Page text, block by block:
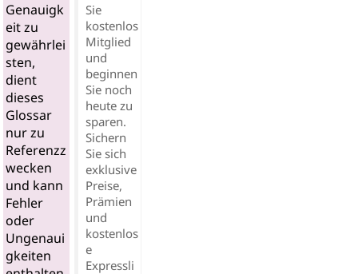
Genauigk
eit zu
gewährlei
sten,
dient
dieses
Glossar
nur zu
Referenzz
wecken
und kann
Fehler
oder
Ungenaui
gkeiten
Sie
kostenlos
Mitglied
und
beginnen
Sie noch
heute zu
sparen.
Sichern
Sie sich
exklusive
Preise,
Prämien
und
kostenlos
e
Expressli